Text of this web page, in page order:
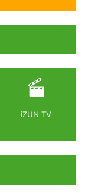
iZUN TV